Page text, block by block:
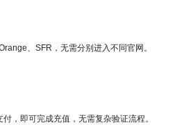
、SFR，无需分别进入不同官网。
，即可完成充值，无需复杂验证流程。